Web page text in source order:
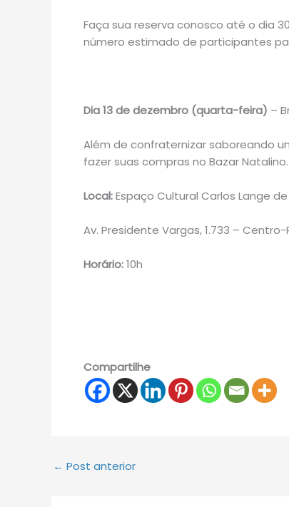
Faça sua reserva conosco até o dia
número estimado de participantes
Dia 13 de dezembro (quarta-feira) –
Além de confraternizar saboreando
fazer suas compras no Bazar
Local:Espaço Cultural Carlos Lange de
Av. Presidente Vargas, 1.733 – Centro-
Horário:10h
Compartilhe
← Post anterior